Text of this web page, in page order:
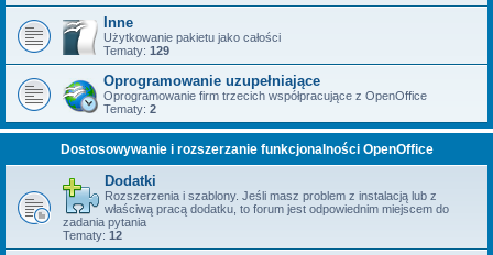
Inne
Użytkowanie pakietu jako całości
Tematy: 129
Oprogramowanie uzupełniające
Oprogramowanie firm trzecich współpracujące z OpenOffice
Tematy: 2
Dostosowywanie i rozszerzanie funkcjonalności OpenOffice
Dodatki
Rozszerzenia i szablony. Jeśli masz problem z instalacją lub z
właściwą pracą dodatku, to forum jest odpowiednim miejscem do
zadania pytania
Tematy: 12